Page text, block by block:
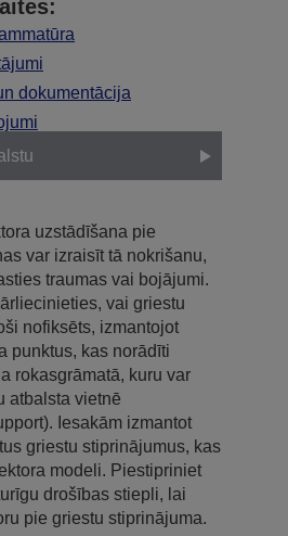
dokumentācija
uzstādīšana pie
var izraisīt tā nokrišanu,
traumas vai bojājumi.
vai griestu
nofiksēts, izmantojot
punktus, kas norādīti
rokasgrāmatā, kuru var
atbalsta vietnē
Iesakām izmantot
griestu stiprinājumus, kas
modeli. Piestipriniet
drošības stiepli, lai
pie griestu stiprinājuma.